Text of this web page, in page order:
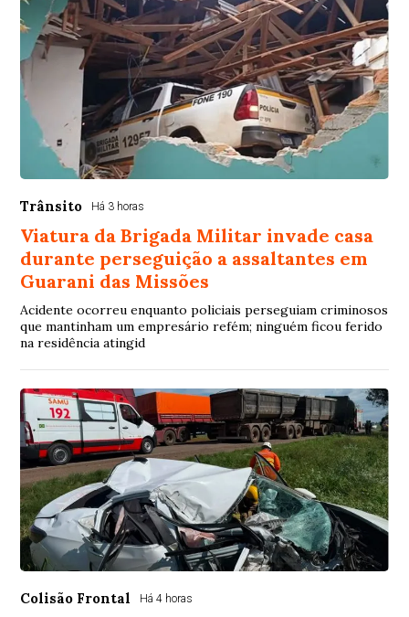
Trânsito Há 3 horas
Viatura da Brigada Militar invade casa
durante perseguição a assaltantes em
Guarani das Missões
Acidente ocorreu enquanto policiais perseguiam criminosos
que mantinham um empresário refém; ninguém ficou ferido
na residência atingid
Colisão Frontal Há 4 horas